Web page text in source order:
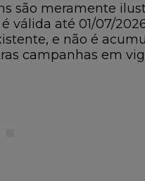
são meramente
válida até 01/07/
e não é
campanhas em